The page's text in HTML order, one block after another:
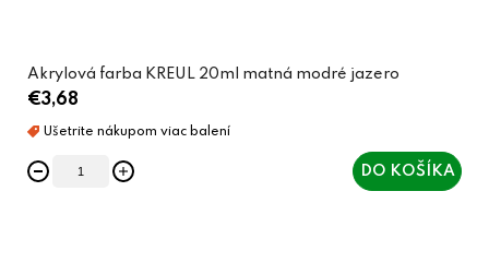
Akrylová farba KREUL 20ml matná modré jazero
€3,68
DO KOŠÍKA